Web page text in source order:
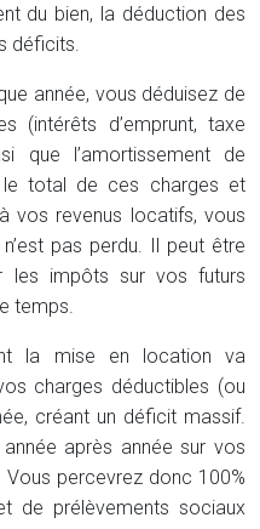
du bien, la déduction des
déficits.
année, vous déduisez de
(intérêts d’emprunt, taxe
que l’amortissement de
le total de ces charges et
vos revenus locatifs, vous
pas perdu. Il peut être
les impôts sur vos futurs
temps.
la mise en location va
charges déductibles (ou
créant un déficit massif.
après année sur vos
Vous percevrez donc 100%
de prélèvements sociaux